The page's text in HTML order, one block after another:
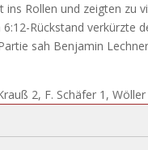
Rollen und zeigten zu
Rückstand verkürzte
sah Benjamin
2, F. Schäfer 1,